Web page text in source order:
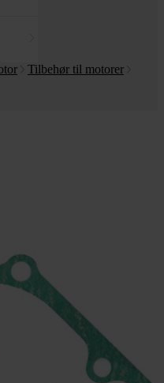
Tilbehør til motorer